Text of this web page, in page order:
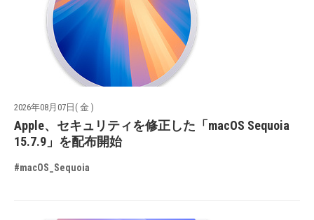
2026年08月07日( 金 )
Apple、セキュリティを修正した「macOS Sequoia
15.7.9」を配布開始
#macOS_Sequoia